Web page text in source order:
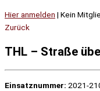
Hier anmelden | Kein
Zurück
THL – Straße
Einsatznummer: 2021-